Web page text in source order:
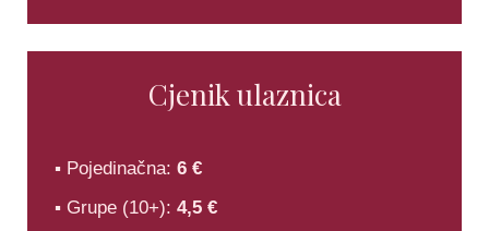
Cjenik ulaznica
▪ Pojedinačna: 6 €
▪ Grupe (10+): 4,5 €